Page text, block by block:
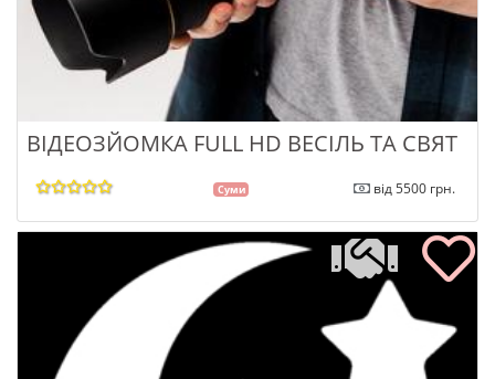
ВІДЕОЗЙОМКА FULL HD ВЕСІЛЬ ТА СВЯТ
Суми від 5500 грн.